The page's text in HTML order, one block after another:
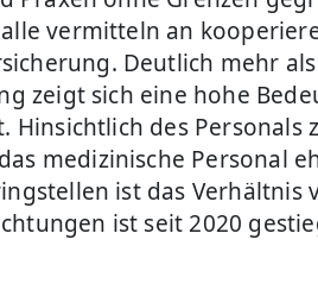
vermitteln an
Deutlich mehr
zeigt sich eine hohe
des Personals
medizinische Personal
ist das
ist seit 2020